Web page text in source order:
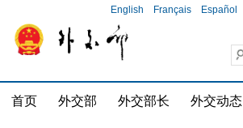
English Français Español
首页 外交部 外交部长 外交动态